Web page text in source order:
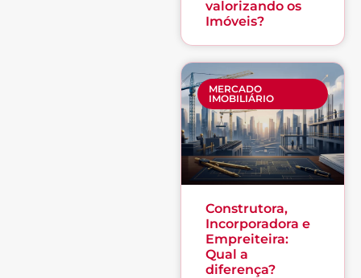
valorizando os
Imóveis?
MERCADO
IMOBILIÁRIO
Construtora,
Incorporadora e
Empreiteira:
Qual a
diferença?